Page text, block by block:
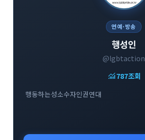
연예·방송
행성인
@lgbtaction
monitoring787조회
행동하는성소수자인권연대